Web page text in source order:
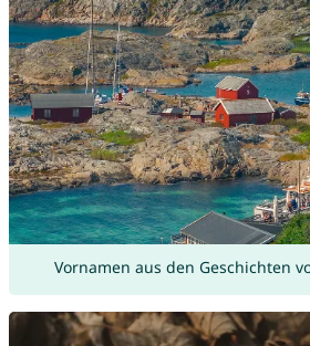
Vornamen aus den Geschichten